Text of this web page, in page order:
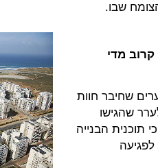
שבו.
מדי
שחיבר חוות
שהגישו
תוכנית הבנייה